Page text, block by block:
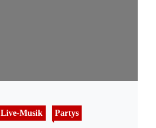
Live-Musik Partys